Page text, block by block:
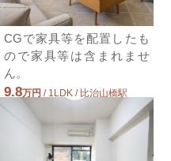
CGで家具等を配置したも
ので家具等は含まれませ
ん。
9.8万円 / 1LDK / 比治山橋駅
広島県広島市南区東雲本町３丁目